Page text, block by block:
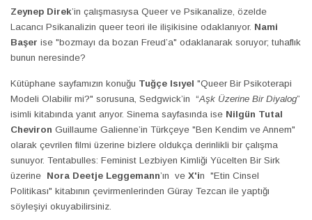
Zeynep Direk’in çalışmasıysa Queer ve Psikanalize, özelde
Lacancı Psikanalizin queer teori ile ilişikisine odaklanıyor. Nami
Başer ise "bozmayı da bozan Freud’a" odaklanarak soruyor; tuhaflık
bunun neresinde?
Kütüphane sayfamızın konuğu Tuğçe Isıyel "Queer Bir Psikoterapi
Modeli Olabilir mi?" sorusuna, Sedgwick’in “Aşk Üzerine Bir Diyalog”
isimli kitabında yanıt arıyor. Sinema sayfasında ise Nilgün Tutal
Cheviron Guillaume Galienne’in Türkçeye "Ben Kendim ve Annem"
olarak çevrilen filmi üzerine bizlere oldukça derinlikli bir çalışma
sunuyor. Tentabulles: Feminist Lezbiyen Kimliği Yücelten Bir Sirk
üzerine Nora Deetje Leggemann’ın ve X'in "Etin Cinsel
Politikası" kitabının çevirmenlerinden Güray Tezcan ile yaptığı
söyleşiyi okuyabilirsiniz.